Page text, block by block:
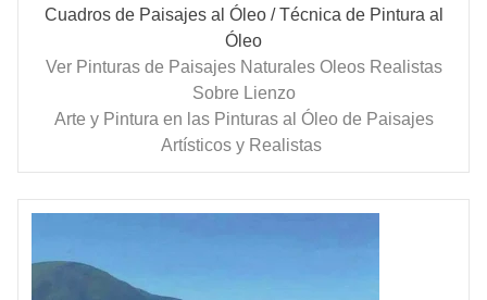
Cuadros de Paisajes al Óleo / Técnica de Pintura al
Óleo
Ver Pinturas de Paisajes Naturales Oleos Realistas
Sobre Lienzo
Arte y Pintura en las Pinturas al Óleo de Paisajes
Artísticos y Realistas